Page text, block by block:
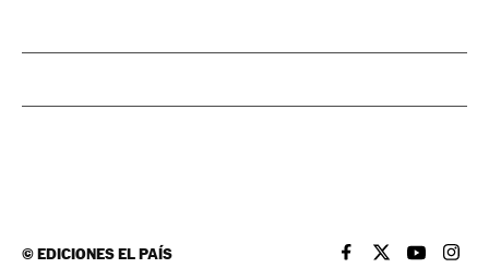
©EDICIONES EL PAÍS EL PAÍS BRASIL EN
EL PAÍSEL PAÍS
EL